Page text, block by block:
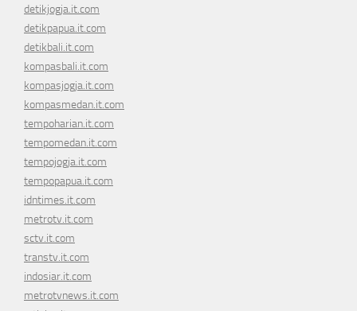
detikjogja.it.com
detikpapua.it.com
detikbali.it.com
kompasbali.it.com
kompasjogja.it.com
kompasmedan.it.com
tempoharian.it.com
tempomedan.it.com
tempojogja.it.com
tempopapua.it.com
idntimes.it.com
metrotv.it.com
sctv.it.com
transtv.it.com
indosiar.it.com
metrotvnews.it.com